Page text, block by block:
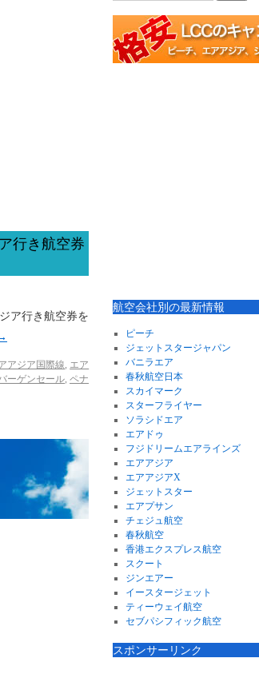
行き航空券
ア行き航空券を
アジア国際線, エア
ーゲンセール, ペナ
航空会社別の最新情報
ピーチ
ジェットスタージャパン
バニラエア
春秋航空日本
スカイマーク
スターフライヤー
ソラシドエア
エアドゥ
フジドリームエアラインズ
エアアジア
エアアジアX
ジェットスター
エアプサン
チェジュ航空
春秋航空
香港エクスプレス航空
スクート
ジンエアー
イースタージェット
ティーウェイ航空
セブパシフィック航空
スポンサーリンク